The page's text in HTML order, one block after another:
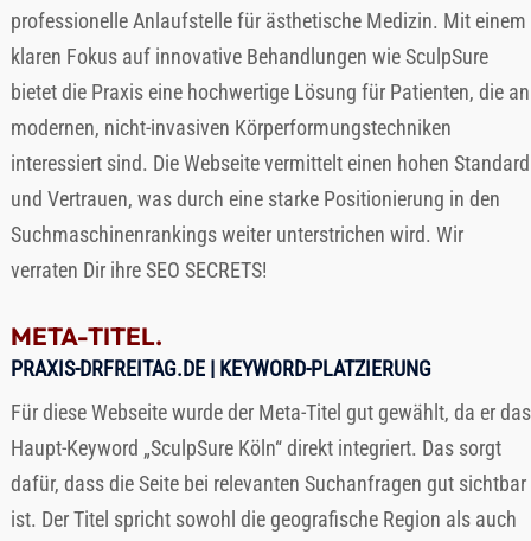
professionelle Anlaufstelle für ästhetische Medizin. Mit einem
klaren Fokus auf innovative Behandlungen wie SculpSure
bietet die Praxis eine hochwertige Lösung für Patienten, die an
modernen, nicht-invasiven Körperformungstechniken
interessiert sind. Die Webseite vermittelt einen hohen Standard
und Vertrauen, was durch eine starke Positionierung in den
Suchmaschinenrankings weiter unterstrichen wird. Wir
verraten Dir ihre SEO SECRETS!
META-TITEL.
PRAXIS-DRFREITAG.DE| KEYWORD-PLATZIERUNG
Für diese Webseite wurde der Meta-Titel gut gewählt, da er das
Haupt-Keyword „SculpSure Köln“ direkt integriert. Das sorgt
dafür, dass die Seite bei relevanten Suchanfragen gut sichtbar
ist. Der Titel spricht sowohl die geografische Region als auch